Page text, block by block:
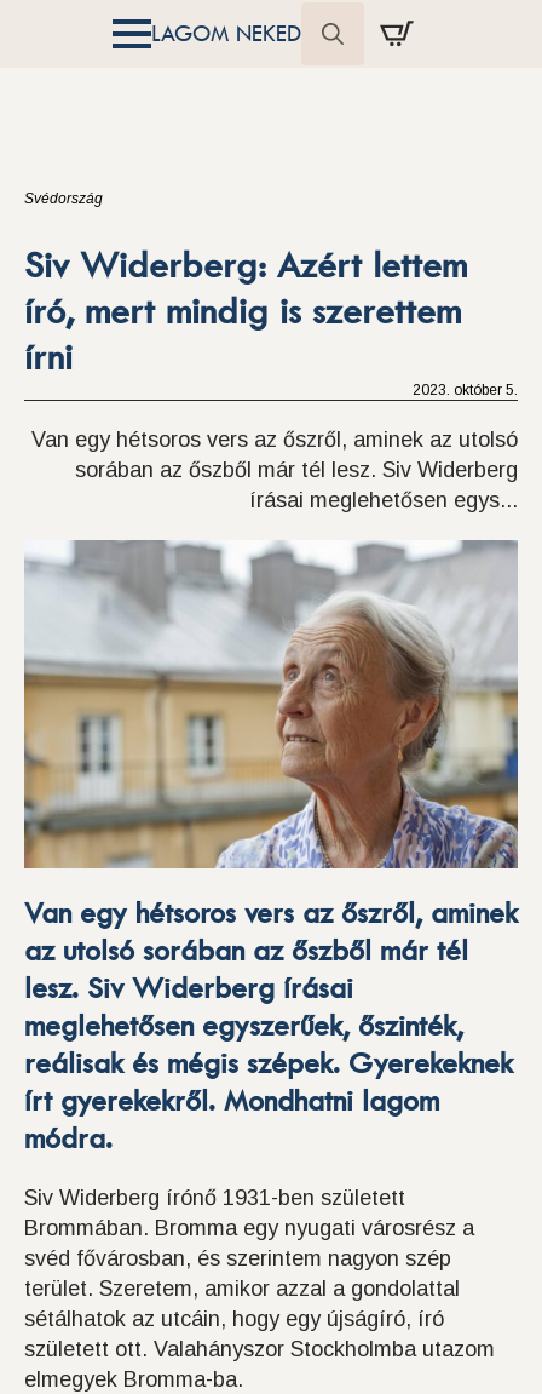
LAGOM NEKED
Svédország
Siv Widerberg: Azért lettem
író, mert mindig is szerettem
írni
2023. október 5.
Van egy hétsoros vers az őszről, aminek az utolsó
sorában az őszből már tél lesz. Siv Widerberg
írásai meglehetősen egys...
Van egy hétsoros vers az őszről, aminek
az utolsó sorában az őszből már tél
lesz. Siv Widerberg írásai
meglehetősen egyszerűek, őszinték,
reálisak és mégis szépek. Gyerekeknek
írt gyerekekről. Mondhatni lagom
módra.
Siv Widerberg írónő 1931-ben született
Brommában. Bromma egy nyugati városrész a
svéd fővárosban, és szerintem nagyon szép
terület. Szeretem, amikor azzal a gondolattal
sétálhatok az utcáin, hogy egy újságíró, író
született ott. Valahányszor Stockholmba utazom
elmegyek Bromma-ba.